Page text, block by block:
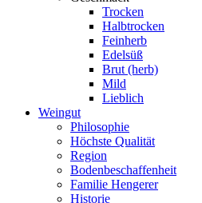
Trocken
Halbtrocken
Feinherb
Edelsüß
Brut (herb)
Mild
Lieblich
Weingut
Philosophie
Höchste Qualität
Region
Bodenbeschaffenheit
Familie Hengerer
Historie